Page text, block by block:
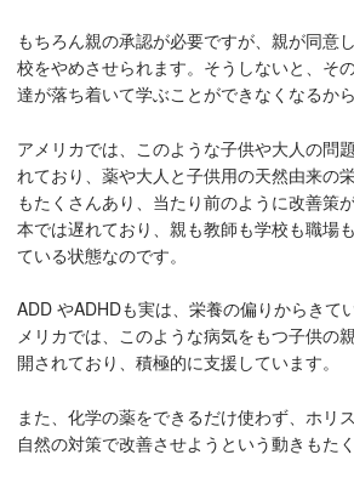
もちろん親の承認が必要ですが、親が同意
校をやめさせられます。そうしないと、そ
達が落ち着いて学ぶことができなくなるから
アメリカでは、このような子供や大人の問
れており、薬や大人と子供用の天然由来の
もたくさんあり、当たり前のように改善策
本では遅れており、親も教師も学校も職場
ている状態なのです。
ADD やADHDも実は、栄養の偏りからきて
メリカでは、このような病気をもつ子供の
開されており、積極的に支援しています。
また、化学の薬をできるだけ使わず、ホリ
自然の対策で改善させようという動きもた